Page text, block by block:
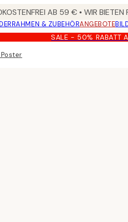
AB 59 € • WIR BIETEN
RAHMEN & ZUBEHÖRANGEBOTE
SALE - 50% RABATT